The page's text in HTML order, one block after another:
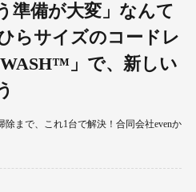
準備が大変」なんて
らサイズのコードレ
」で、新しい
まで、これ1台で解決！合同会社evenか